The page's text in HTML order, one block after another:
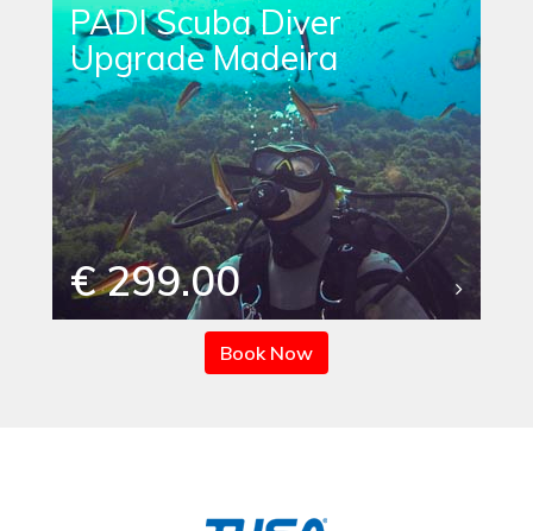
PADI Scuba Diver
Upgrade Madeira
€ 299.00
Book Now